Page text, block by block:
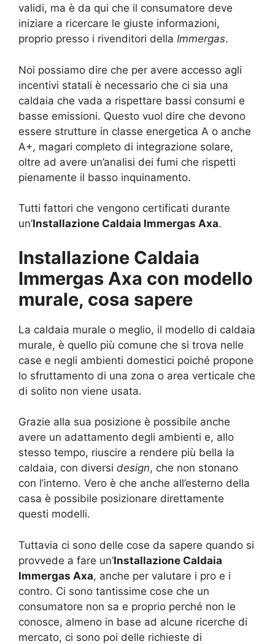
validi, ma è da qui che il consumatore deve
iniziare a ricercare le giuste informazioni,
proprio presso i rivenditori della Immergas.
Noi possiamo dire che per avere accesso agli
incentivi statali è necessario che ci sia una
caldaia che vada a rispettare bassi consumi e
basse emissioni. Questo vuol dire che devono
essere strutture in classe energetica A o anche
A+, magari completo di integrazione solare,
oltre ad avere un’analisi dei fumi che rispetti
pienamente il basso inquinamento.
Tutti fattori che vengono certificati durante
un’Installazione Caldaia Immergas Axa.
Installazione Caldaia
Immergas Axa con modello
murale, cosa sapere
La caldaia murale o meglio, il modello di caldaia
murale, è quello più comune che si trova nelle
case e negli ambienti domestici poiché propone
lo sfruttamento di una zona o area verticale che
di solito non viene usata.
Grazie alla sua posizione è possibile anche
avere un adattamento degli ambienti e, allo
stesso tempo, riuscire a rendere più bella la
caldaia, con diversi design, che non stonano
con l’interno. Vero è che anche all’esterno della
casa è possibile posizionare direttamente
questi modelli.
Tuttavia ci sono delle cose da sapere quando si
provvede a fare un’Installazione Caldaia
Immergas Axa, anche per valutare i pro e i
contro. Ci sono tantissime cose che un
consumatore non sa e proprio perché non le
conosce, almeno in base ad alcune ricerche di
mercato, ci sono poi delle richieste di